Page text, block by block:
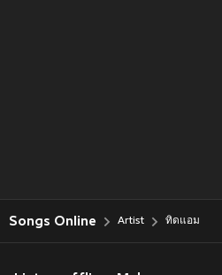
Songs Online Artist ทิดแอม